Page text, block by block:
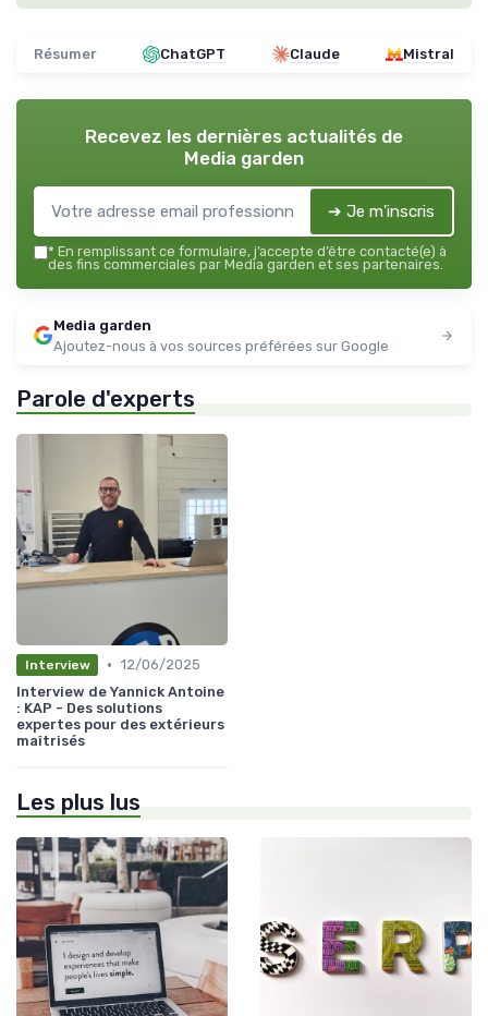
Résumer ChatGPT Claude Mistral
Recevez les dernières actualités de
Media garden
➔ Je m'inscris
* En remplissant ce formulaire, j’accepte d’être contacté(e) à
des fins commerciales par Media garden et ses partenaires.
Media garden
Ajoutez-nous à vos sources préférées sur Google
Parole d'experts
Interview • 12/06/2025
Interview de Yannick Antoine
: KAP - Des solutions
expertes pour des extérieurs
maîtrisés
Les plus lus